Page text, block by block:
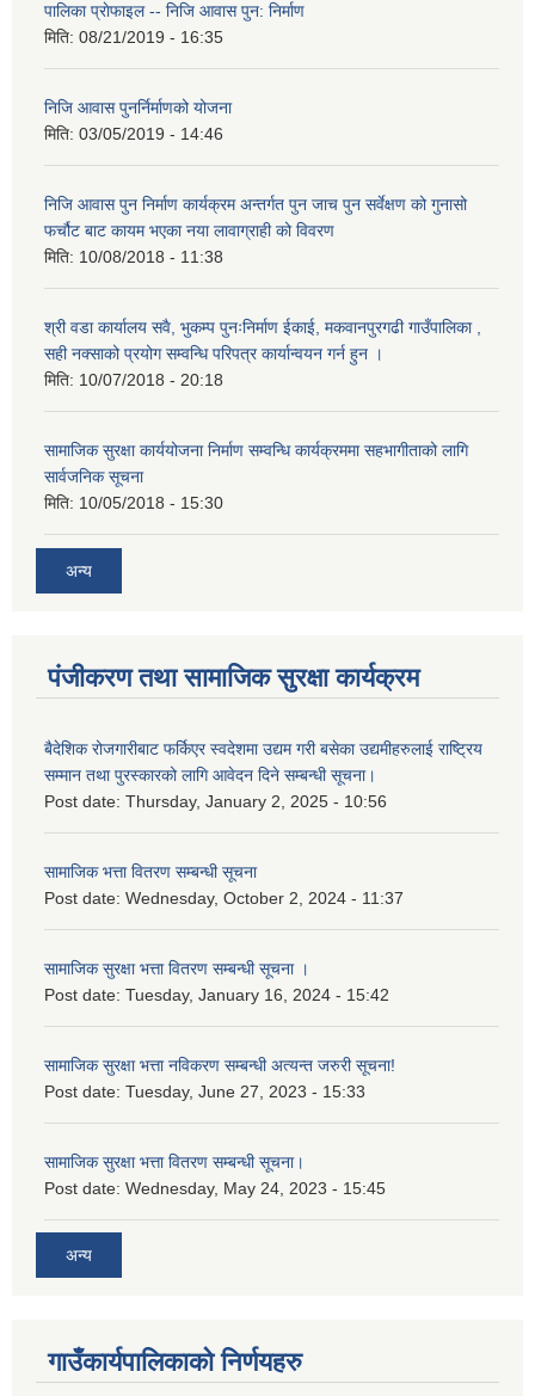
पालिका प्राेफाइल -- निजि आवास पुन: निर्माण
मिति: 08/21/2019 - 16:35
निजि आवास पुनर्निर्माणको योजना
मिति: 03/05/2019 - 14:46
निजि आवास पुन निर्माण कार्यक्रम अन्तर्गत पुन जाच पुन सर्वेक्षण को गुनासो
फर्चौट बाट कायम भएका नया लावाग्राही को विवरण
मिति: 10/08/2018 - 11:38
श्री वडा कार्यालय सवै, भुकम्प पुनःनिर्माण ईकाई, मकवानपुरगढी गाउँपालिका ,
सही नक्साको प्रयोग सम्वन्धि परिपत्र कार्यान्वयन गर्न हुन ।
मिति: 10/07/2018 - 20:18
सामाजिक सुरक्षा कार्ययोजना निर्माण सम्वन्धि कार्यक्रममा सहभागीताको लागि
सार्वजनिक सूचना
मिति: 10/05/2018 - 15:30
अन्य
पंजीकरण तथा सामाजिक सुरक्षा कार्यक्रम
बैदेशिक रोजगारीबाट फर्किएर स्वदेशमा उद्यम गरी बसेका उद्यमीहरुलाई राष्‍ट्रिय
सम्मान तथा पुरस्कारको लागि आवेदन दिने सम्बन्धी सूचना।
Post date: Thursday, January 2, 2025 - 10:56
सामाजिक भत्ता वितरण सम्बन्धी सूचना
Post date: Wednesday, October 2, 2024 - 11:37
सामाजिक सुरक्षा भत्ता वितरण सम्बन्धी सूचना ।
Post date: Tuesday, January 16, 2024 - 15:42
सामाजिक सुरक्षा भत्ता नविकरण सम्बन्धी अत्यन्त जरुरी सूचना!
Post date: Tuesday, June 27, 2023 - 15:33
सामाजिक सुरक्षा भत्ता वितरण सम्बन्धी सूचना।
Post date: Wednesday, May 24, 2023 - 15:45
अन्य
गाउँकार्यपालिकाको निर्णयहरु